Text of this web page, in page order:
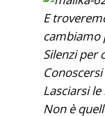
E
cambiamo
Silenzi per
Conoscersi
Lasciarsi
Non è